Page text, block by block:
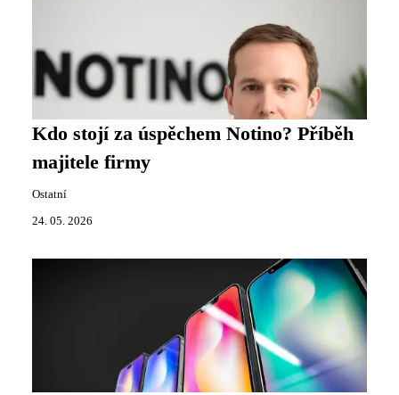
Kdo stojí za úspěchem Notino? Příběh
majitele firmy
Ostatní
24. 05. 2026